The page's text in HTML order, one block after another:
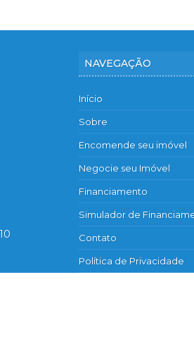
Edifício
Edifício
NAVEGAÇÃO
Início
Sobre
Encomende seu imóvel
Negocie seu Imóvel
Financiamento
Simulador de
Contato
Política de Privacidade